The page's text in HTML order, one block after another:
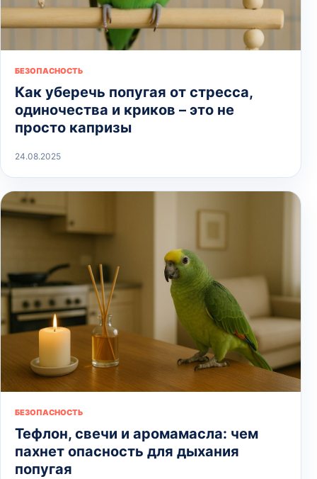
БЕЗОПАСНОСТЬ
Как уберечь попугая от стресса,
одиночества и криков – это не
просто капризы
24.08.2025
БЕЗОПАСНОСТЬ
Тефлон, свечи и аромамасла: чем
пахнет опасность для дыхания
попугая